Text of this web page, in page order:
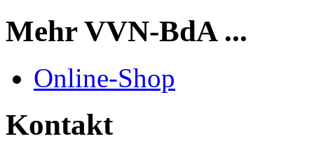
Mehr VVN-BdA ...
Online-Shop
Kontakt